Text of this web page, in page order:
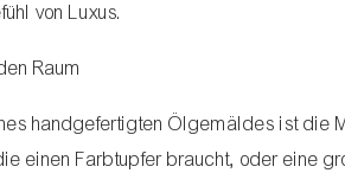
von Luxus.
Raum
handgefertigten Ölgemäldes ist die
einen Farbtupfer braucht, oder eine